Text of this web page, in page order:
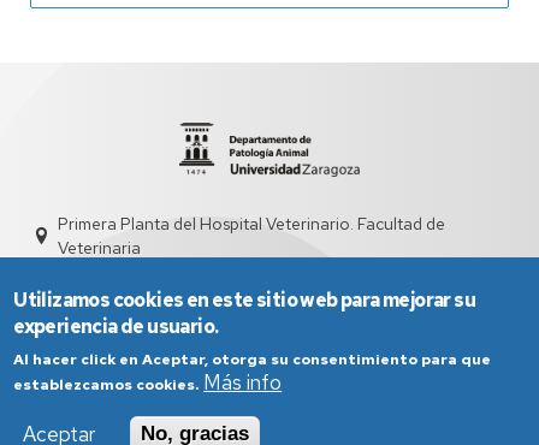
Primera Planta del Hospital Veterinario. Facultad de
Veterinaria
Aviso Legal Condiciones generales de uso
Utilizamos cookies en este sitio web para mejorar su
experiencia de usuario.
Al hacer click en Aceptar, otorga su consentimiento para que
establezcamos cookies. Más info
Aceptar
No, gracias